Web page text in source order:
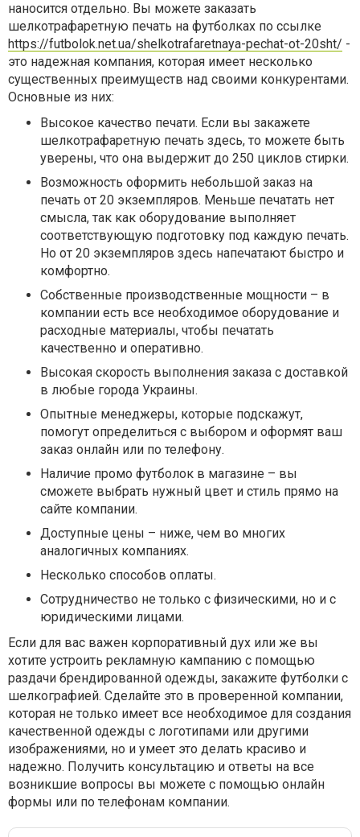
наносится отдельно. Вы можете заказать
шелкотрафаретную печать на футболках по ссылке
https://futbolok.net.ua/shelkotrafaretnaya-pechat-ot-20sht/ -
это надежная компания, которая имеет несколько
существенных преимуществ над своими конкурентами.
Основные из них:
Высокое качество печати. Если вы закажете
шелкотрафаретную печать здесь, то можете быть
уверены, что она выдержит до 250 циклов стирки.
Возможность оформить небольшой заказ на
печать от 20 экземпляров. Меньше печатать нет
смысла, так как оборудование выполняет
соответствующую подготовку под каждую печать.
Но от 20 экземпляров здесь напечатают быстро и
комфортно.
Собственные производственные мощности – в
компании есть все необходимое оборудование и
расходные материалы, чтобы печатать
качественно и оперативно.
Высокая скорость выполнения заказа с доставкой
в любые города Украины.
Опытные менеджеры, которые подскажут,
помогут определиться с выбором и оформят ваш
заказ онлайн или по телефону.
Наличие промо футболок в магазине – вы
сможете выбрать нужный цвет и стиль прямо на
сайте компании.
Доступные цены – ниже, чем во многих
аналогичных компаниях.
Несколько способов оплаты.
Сотрудничество не только с физическими, но и с
юридическими лицами.
Если для вас важен корпоративный дух или же вы
хотите устроить рекламную кампанию с помощью
раздачи брендированной одежды, закажите футболки с
шелкографией. Сделайте это в проверенной компании,
которая не только имеет все необходимое для создания
качественной одежды с логотипами или другими
изображениями, но и умеет это делать красиво и
надежно. Получить консультацию и ответы на все
возникшие вопросы вы можете с помощью онлайн
формы или по телефонам компании.